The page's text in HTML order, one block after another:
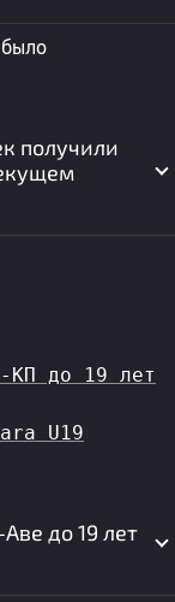
получили
КП до 19 лет
U19
до 19 лет